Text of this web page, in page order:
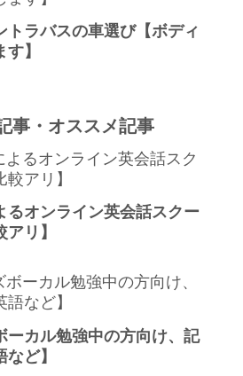
トラバスの車選び【ボディ
】
事・オススメ記事
るオンライン英会話スクー
リ】
ーカル勉強中の方向け、記
ど】